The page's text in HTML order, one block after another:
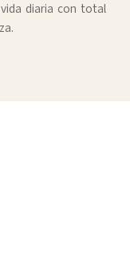
diaria con total